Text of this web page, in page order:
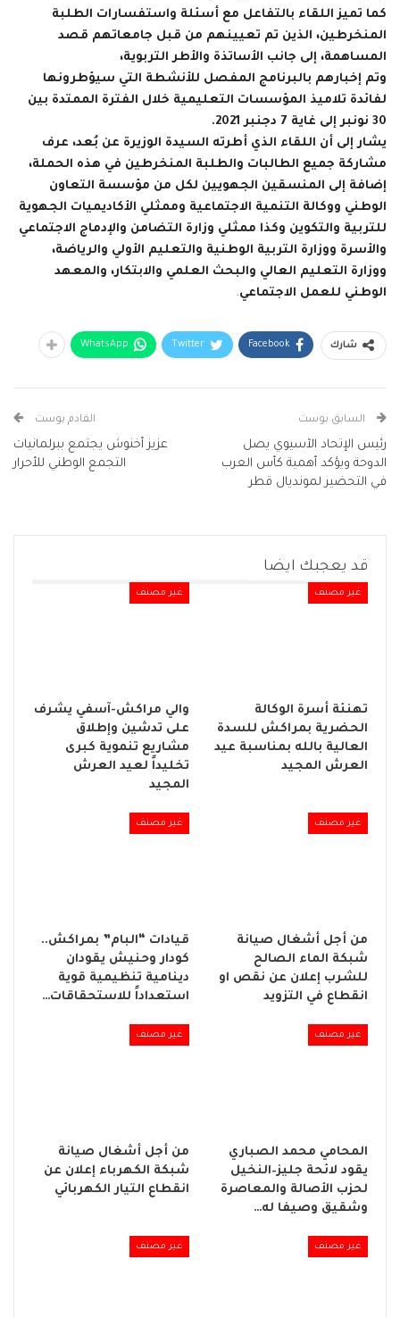
كما تميز اللقاء بالتفاعل مع أسئلة واستفسارات الطلبة
المنخرطين، الذين تم تعيينهم من قبل جامعاتهم قصد
المساهمة، إلى جانب الأساتذة والأطر التربوية،
وتم إخبارهم بالبرنامج المفصل للأنشطة التي سيؤطرونها
لفائدة تلاميذ المؤسسات التعليمية خلال الفترة الممتدة بين
30 نونبر إلى غاية 7 دجنبر 2021.
يشار إلى أن اللقاء الذي أطرته السيدة الوزيرة عن بُعد، عرف
مشاركة جميع الطالبات والطلبة المنخرطين في هذه الحملة،
إضافة إلى المنسقين الجهويين لكل من مؤسسة التعاون
الوطني ووكالة التنمية الاجتماعية وممثلي الأكاديميات الجهوية
للتربية والتكوين وكذا ممثلي وزارة التضامن والإدماج الاجتماعي
والأسرة ووزارة التربية الوطنية والتعليم الأولي والرياضة،
ووزارة التعليم العالي والبحث العلمي والابتكار، والمعهد
الوطني للعمل الاجتماعي.
شارك Facebook
Twitter
WhatsApp
السابق بوست
رئيس الإتحاد الآسيوي يصل
الدوحة ويؤكد أهمية كأس العرب
في التحضير لمونديال قطر
القادم بوست
عزيز أخنوش يجتمع ببرلمانيات
التجمع الوطني للأحرار
قد يعجبك ايضا
غير مصنف
تهنئة أسرة الوكالة
الحضرية بمراكش للسدة
العالية بالله بمناسبة عيد
العرش المجيد
غير مصنف
والي مراكش-آسفي يشرف
على تدشين وإطلاق
مشاريع تنموية كبرى
تخليداً لعيد العرش
المجيد
غير مصنف
من أجل أشغال صيانة
شبكة الماء الصالح
للشرب إعلان عن نقص او
انقطاع في التزويد
غير مصنف
قيادات “البام” بمراكش..
كودار وحنيش يقودان
دينامية تنظيمية قوية
استعداداً للاستحقاقات…
غير مصنف
المحامي محمد الصباري
يقود لائحة جليز–النخيل
لحزب الأصالة والمعاصرة
وشقيق وصيفا له…
غير مصنف
من أجل أشغال صيانة
شبكة الكهرباء إعلان عن
انقطاع التيار الكهربائي
غير مصنف غير مصنف